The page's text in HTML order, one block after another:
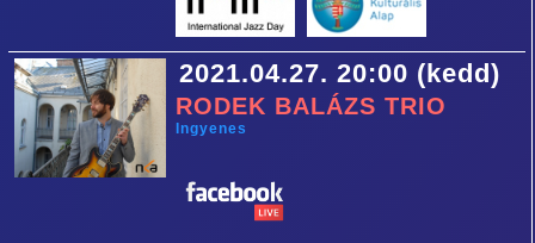
2021.04.27. 20:00 (kedd)
RODEK BALÁZS TRIO
Ingyenes